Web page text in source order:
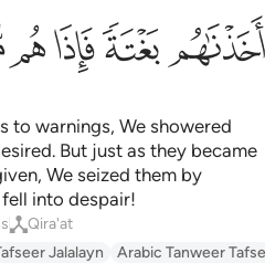
ﳖﳗﳘﳙ
to warnings, We showered
But just as they became
We seized them by
into despair!
Qira'at
Jalalayn Arabic Tanweer